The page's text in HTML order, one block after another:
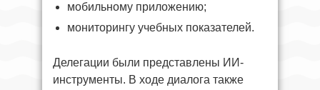
мобильному приложению;
мониторингу учебных показателей.
Делегации были представлены ИИ-
инструменты. В ходе диалога также